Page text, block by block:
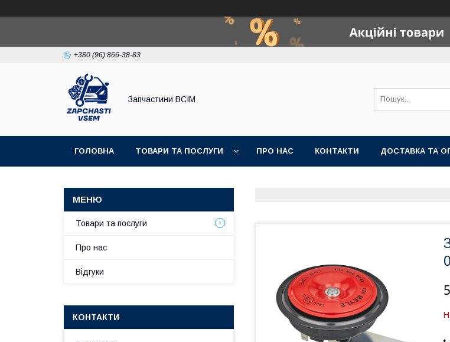
+380 (96) 866-38-83
Запчастини ВСІМ
ГОЛОВНА ТОВАРИ ТА ПОСЛУГИ ПРО НАС КОНТАКТИ ДОСТАВКА ТА
Товари та послуги
Про нас
Відгуки
КОНТАКТИ